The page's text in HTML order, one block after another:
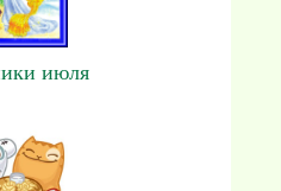
июля